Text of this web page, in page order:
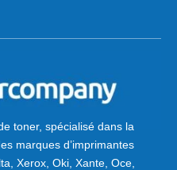
toner, spécialisé dans la
marques d’imprimantes
Xerox, Oki, Xante, Oce,